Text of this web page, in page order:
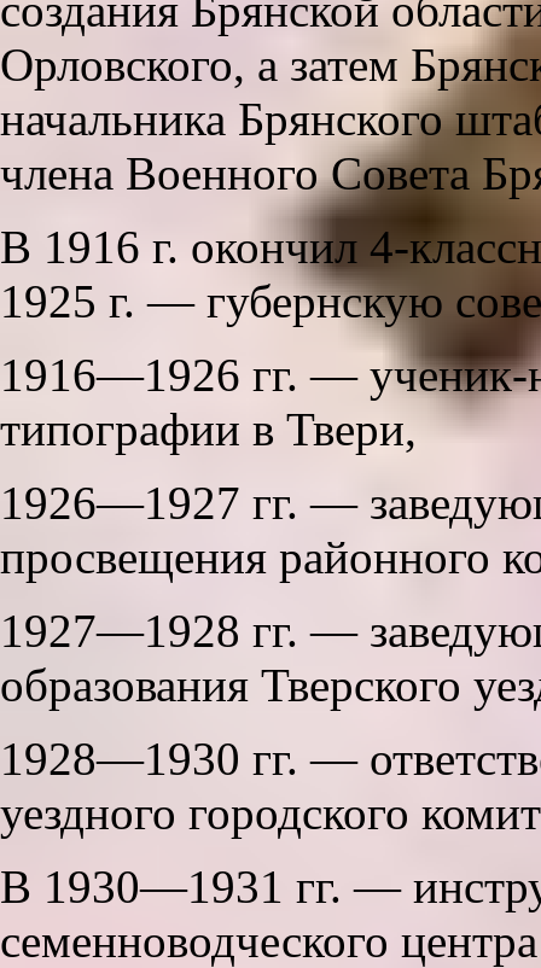
Орловского, а затем
начальника Брянского
члена Военного Совета
В 1916 г. окончил 4-
1925 г. — губернскую
1916—1926 гг. —
типографии в Твери,
1926—1927 гг. —
просвещения районного
1927—1928 гг. —
образования Тверского
1928—1930 гг. —
уездного городского
В 1930—1931 гг. —
семенноводческого